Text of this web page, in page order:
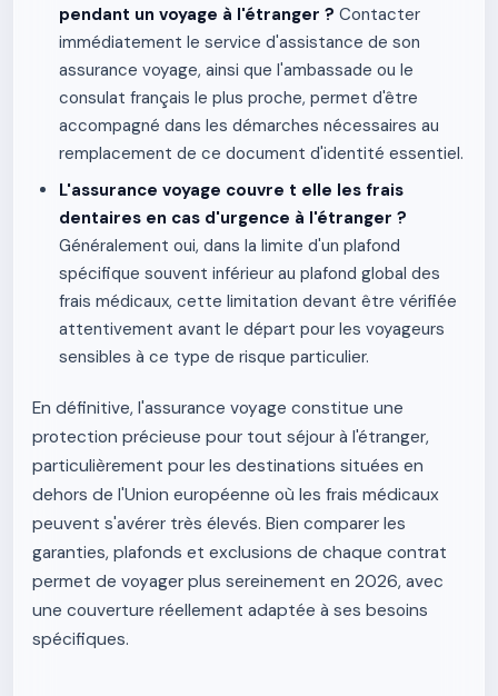
pendant un voyage à l'étranger ? Contacter
immédiatement le service d'assistance de son
assurance voyage, ainsi que l'ambassade ou le
consulat français le plus proche, permet d'être
accompagné dans les démarches nécessaires au
remplacement de ce document d'identité essentiel.
L'assurance voyage couvre t elle les frais
dentaires en cas d'urgence à l'étranger ?
Généralement oui, dans la limite d'un plafond
spécifique souvent inférieur au plafond global des
frais médicaux, cette limitation devant être vérifiée
attentivement avant le départ pour les voyageurs
sensibles à ce type de risque particulier.
En définitive, l'assurance voyage constitue une
protection précieuse pour tout séjour à l'étranger,
particulièrement pour les destinations situées en
dehors de l'Union européenne où les frais médicaux
peuvent s'avérer très élevés. Bien comparer les
garanties, plafonds et exclusions de chaque contrat
permet de voyager plus sereinement en 2026, avec
une couverture réellement adaptée à ses besoins
spécifiques.